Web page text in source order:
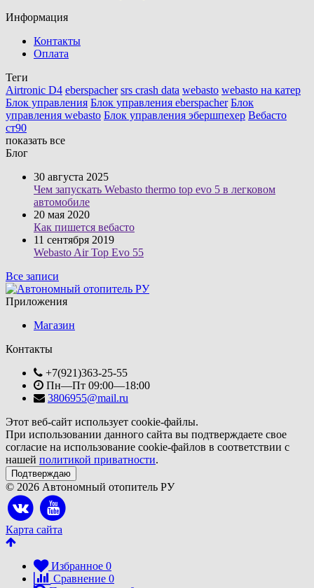
Информация
Контакты
Оплата
Теги
Airtronic D4 eberspacher srs crash data webasto webasto на катер
Блок управления Блок управления eberspacher Блок
управления webasto Блок управления эбершпехер Вебасто
ст90
показать все
Блог
30 августа 2025
Чем запускать Webasto thermo top evo 5 в легковом
автомобиле
20 мая 2020
Как пишется вебасто
11 сентября 2019
Webasto Air Top Evo 55
Все записи
Приложения
Магазин
Контакты
+7(921)363-25-55
Пн—Пт 09:00—18:00
3806955@mail.ru
Этот веб-сайт использует cookie-файлы.
При использовании данного сайта вы подтверждаете свое
согласие на использование cookie-файлов в соответствии с
нашей политикой приватности.
Подтверждаю
© 2026 Автономный отопитель РУ
Карта сайта
Избранное 0
Сравнение 0